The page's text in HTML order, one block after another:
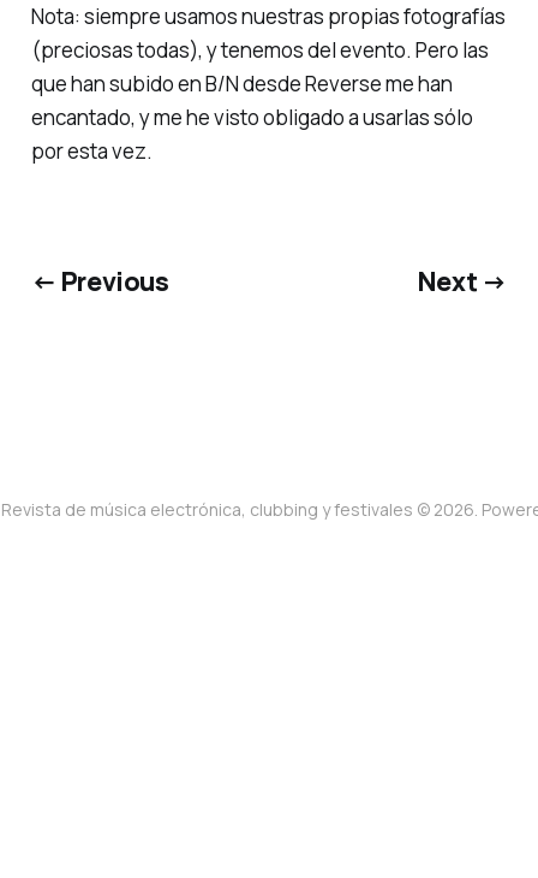
Nota: siempre usamos nuestras propias fotografías
(preciosas todas), y tenemos del evento. Pero las
que han subido en B/N desde Reverse me han
encantado, y me he visto obligado a usarlas sólo
por esta vez.
← Previous Next →
de música electrónica, clubbing y festivales © 2026.